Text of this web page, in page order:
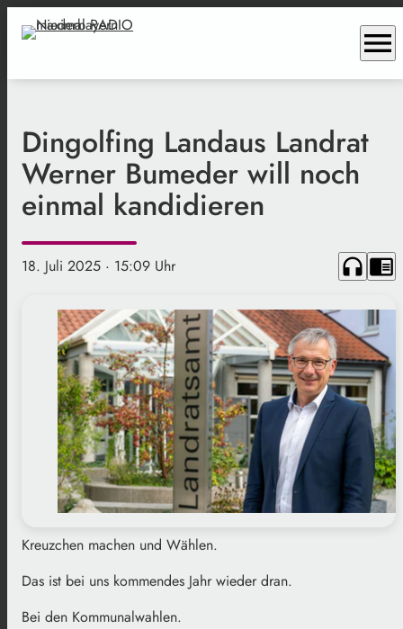
menu
Dingolfing Landaus Landrat
Werner Bumeder will noch
einmal kandidieren
18. Juli 2025 · 15:09 Uhr headphones chrome_reader_mode
Kreuzchen machen und Wählen.
Das ist bei uns kommendes Jahr wieder dran.
Bei den Kommunalwahlen.